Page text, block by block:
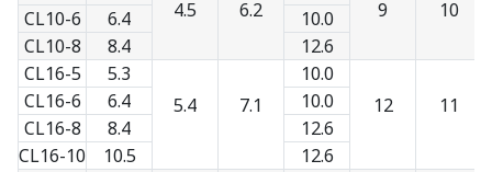
4.5 6.2 9 10
CL10-6 6.4
10.0
CL10-8
8.4
12.6
CL16-5
5.3
5.4
7.1
10.0
12
11
CL16-6 6.4
10.0
CL16-8
8.4
12.6
CL16-10
10.5
12.6